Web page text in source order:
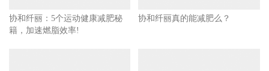
协和纤丽：5个运动健康减肥秘
籍，加速燃脂效率!
协和纤丽真的能减肥么？